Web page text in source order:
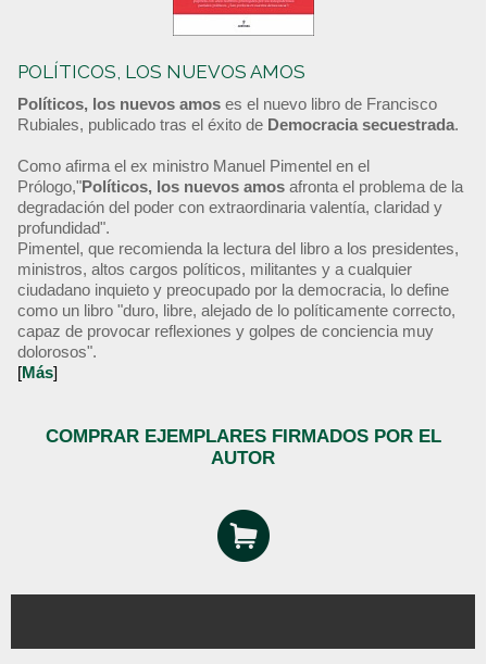
POLÍTICOS, LOS NUEVOS AMOS
Políticos, los nuevos amos es el nuevo libro de Francisco
Rubiales, publicado tras el éxito de Democracia secuestrada.
Como afirma el ex ministro Manuel Pimentel en el
Prólogo,"Políticos, los nuevos amos afronta el problema de la
degradación del poder con extraordinaria valentía, claridad y
profundidad".
Pimentel, que recomienda la lectura del libro a los presidentes,
ministros, altos cargos políticos, militantes y a cualquier
ciudadano inquieto y preocupado por la democracia, lo define
como un libro "duro, libre, alejado de lo políticamente correcto,
capaz de provocar reflexiones y golpes de conciencia muy
dolorosos".
[Más]
COMPRAR EJEMPLARES FIRMADOS POR EL
AUTOR